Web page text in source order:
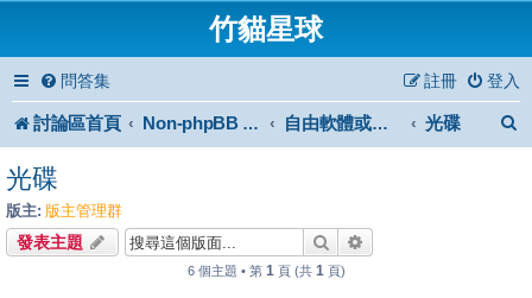
竹貓星球
問答集 登入
註冊
討論區首頁 Non-phpBB specific 自由軟體或免費軟體 光碟
光碟
版主: 版主管理群
發表主題 搜尋
6 個主題 • 第 1 頁 (共 1 頁)